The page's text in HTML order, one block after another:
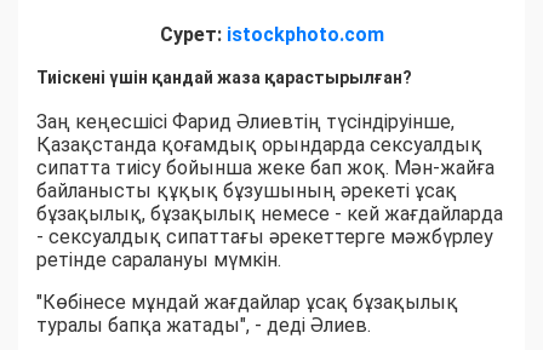
Сурет: istockphoto.com
Тиіскені үшін қандай жаза қарастырылған?
Заң кеңесшісі Фарид Әлиевтің түсіндіруінше,
Қазақстанда қоғамдық орындарда сексуалдық
сипатта тиісу бойынша жеке бап жоқ. Мән-жайға
байланысты құқық бұзушының әрекеті ұсақ
бұзақылық, бұзақылық немесе - кей жағдайларда
- сексуалдық сипаттағы әрекеттерге мәжбүрлеу
ретінде саралануы мүмкін.
"Көбінесе мұндай жағдайлар ұсақ бұзақылық
туралы бапқа жатады", - деді Әлиев.